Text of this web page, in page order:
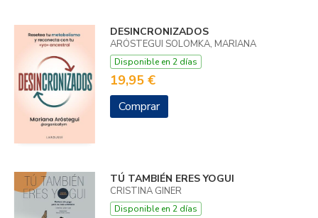
DESINCRONIZADOS
ARÓSTEGUI SOLOMKA, MARIANA
Disponible en 2 días
19,95 €
Comprar
TÚ TAMBIÉN ERES YOGUI
CRISTINA GINER
Disponible en 2 días